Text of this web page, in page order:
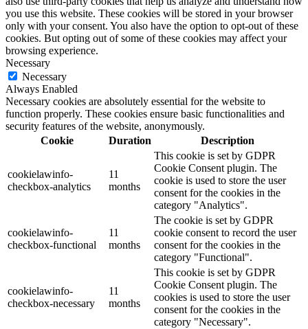
you use this website. These cookies will be stored in your browser
only with your consent. You also have the option to opt-out of these
cookies. But opting out of some of these cookies may affect your
browsing experience.
Necessary
Necessary
Always Enabled
Necessary cookies are absolutely essential for the website to
function properly. These cookies ensure basic functionalities and
security features of the website, anonymously.
Cookie
Duration Description
cookielawinfo-
checkbox-analytics
11
months
This cookie is set by GDPR
Cookie Consent plugin. The
cookie is used to store the user
consent for the cookies in the
category "Analytics".
cookielawinfo-
checkbox-functional
11
months
The cookie is set by GDPR
cookie consent to record the user
consent for the cookies in the
category "Functional".
cookielawinfo-
checkbox-necessary
11
months
This cookie is set by GDPR
Cookie Consent plugin. The
cookies is used to store the user
consent for the cookies in the
category "Necessary".